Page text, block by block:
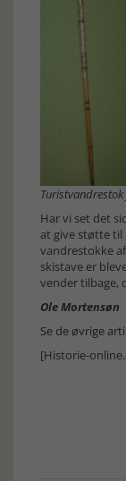
Har vi set det
at give støtte til
vandrestokke
skistave er
vender tilbage,
Ole Mortensøn
Se de øvrige
[Historie-